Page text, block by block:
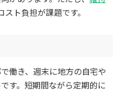
ト負担が課題です。
働き、週末に地方の自宅や
す。短期間ながら定期的に